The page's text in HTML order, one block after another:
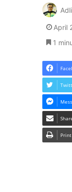
April
1
Print